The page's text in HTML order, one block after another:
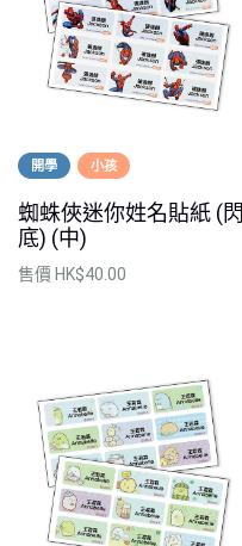
開學 小孩
蜘蛛俠迷你姓名貼紙 (閃
底) (中)
售價 HK$40.00